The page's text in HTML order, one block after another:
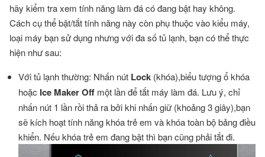
hãy kiểm tra xem tính năng làm đá có đang bật hay không.
Cách cụ thể bật/tắt tính năng này còn phụ thuộc vào kiểu máy,
loại máy bạn sử dụng nhưng với đa số tủ lạnh, bạn có thể thực
hiện như sau:
Với tủ lạnh thường: Nhấn nút Lock (khóa),biểu tượng ổ khóa
hoặc Ice Maker Off một lần để tắt máy làm đá. Lưu ý, chỉ
nhấn nút 1 lần rồi thả ra bởi khi nhấn giữ (khoảng 3 giây),bạn
sẽ kích hoạt tính năng khóa trẻ em và khóa toàn bộ bảng điều
khiển. Nếu khóa trẻ em đang bật thì bạn cũng phải tắt đi.